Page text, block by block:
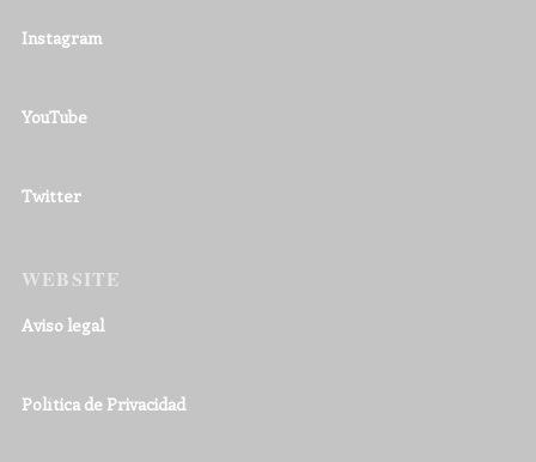
Instagram
YouTube
Twitter
WEBSITE
Aviso legal
Política de Privacidad